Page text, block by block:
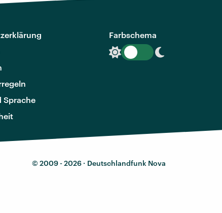
Sprache
Farbschema
© 2009 - 2026 · Deutschlandfunk Nova